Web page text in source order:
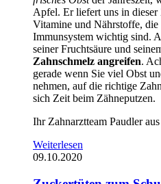
Apfel. Er liefert uns in
Vitamine und Nährstoffe, die
Immunsystem wichtig sind.
seiner Fruchtsäure und
Zahnschmelz angreifen.
gerade wenn Sie viel Obst
nehmen, auf die richtige
sich Zeit beim Zähneputzen.
Ihr Zahnarztteam Paudler
Weiterlesen
09.10.2020